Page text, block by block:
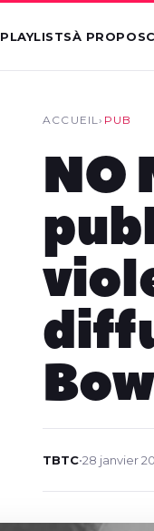
PLAYLISTSÀ PROPOS
ACCUEIL› PUB
NO
TBTC•28 janvier